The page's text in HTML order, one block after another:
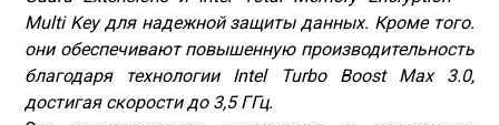
Multi Key для надежной защиты данных. Кроме того.
они обеспечивают повышенную производительность
благодаря технологии Intel Turbo Boost Max 3.0,
достигая скорости до 3,5 ГГц.